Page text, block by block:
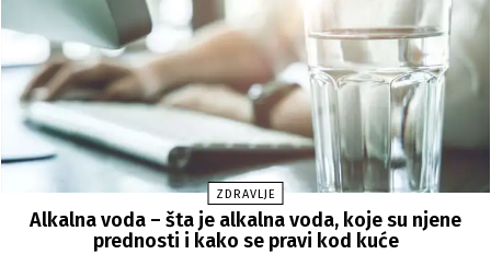
ZDRAVLJE
Alkalna voda – šta je alkalna voda, koje su njene
prednosti i kako se pravi kod kuće